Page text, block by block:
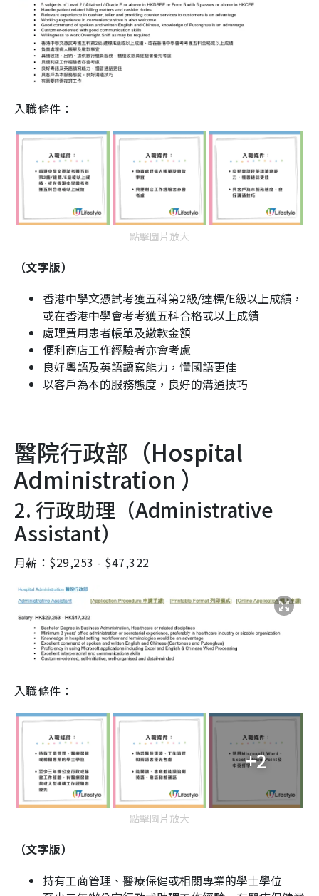
入職條件：
點擊圖片放大
（文字版）
香港中學文憑試考獲五科第2級/達標/E級以上成績，
或在香港中學會考考獲五科合格或以上成績
處理費用患者帳單及繳款金額
便利商店工作經驗者亦會考慮
良好粵語及英語讀寫能力，懂國語更佳
以客戶為本的服務態度，良好的溝通技巧
醫院行政部（Hospital
Administration ）
2. 行政助理（Administrative
Assistant）
月薪：$29,253 - $47,322
入職條件：
+2
點擊圖片放大
（文字版）
持有工商管理、醫療保健或相關專業的學士學位